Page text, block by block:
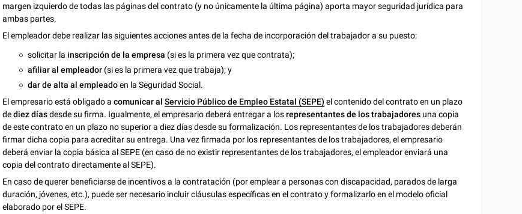
margen izquierdo de todas las páginas del contrato (y no únicamente la última página) aporta mayor seguridad jurídica para
ambas partes.
El empleador debe realizar las siguientes acciones antes de la fecha de incorporación del trabajador a su puesto:
solicitar la inscripción de la empresa (si es la primera vez que contrata);
afiliar al empleador (si es la primera vez que trabaja); y
dar de alta al empleadoen la Seguridad Social.
El empresario está obligado acomunicar alServicio Público de Empleo Estatal (SEPE) el contenido del contrato en un plazo
dediez díasdesde su firma. Igualmente, el empresario deberá entregar a losrepresentantes de los trabajadores una copia
de este contrato en un plazo no superior a diez días desde su formalización. Los representantes de los trabajadores deberán
firmar dicha copia para acreditar su entrega. Una vez firmada por los representantes de los trabajadores, el empresario
deberá enviar la copia básica al SEPE (en caso de no existir representantes de los trabajadores, el empleador enviará una
copia del contrato directamente al SEPE).
En caso de querer beneficiarse de incentivos a la contratación (por emplear a personas con discapacidad, parados de larga
duración, jóvenes, etc.), puede ser necesario incluir cláusulas específicas en el contrato y formalizarlo en el modelo oficial
elaborado por el SEPE.